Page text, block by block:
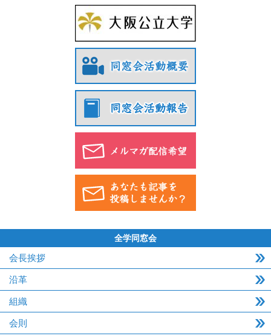
全学同窓会
会長挨拶
沿革
組織
会則